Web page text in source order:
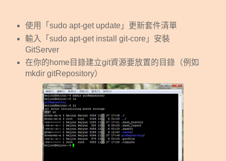
使用「sudo apt-get update」更新套件清單
輸入「sudo apt-get install git-core」安裝
GitServer
在你的home目錄建立git資源要放置的目錄（例如
mkdir gitRepository）